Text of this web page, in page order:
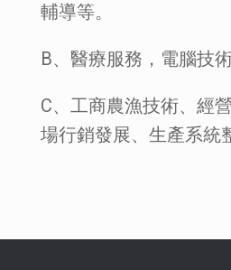
輔導等。
B、醫療服務，電腦技術
C、工商農漁技術、經
場行銷發展、生產系統